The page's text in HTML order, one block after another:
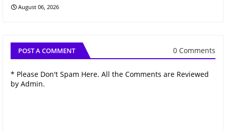
August 06, 2026
POST A COMMENT 0 Comments
* Please Don't Spam Here. All the Comments are Reviewed
by Admin.